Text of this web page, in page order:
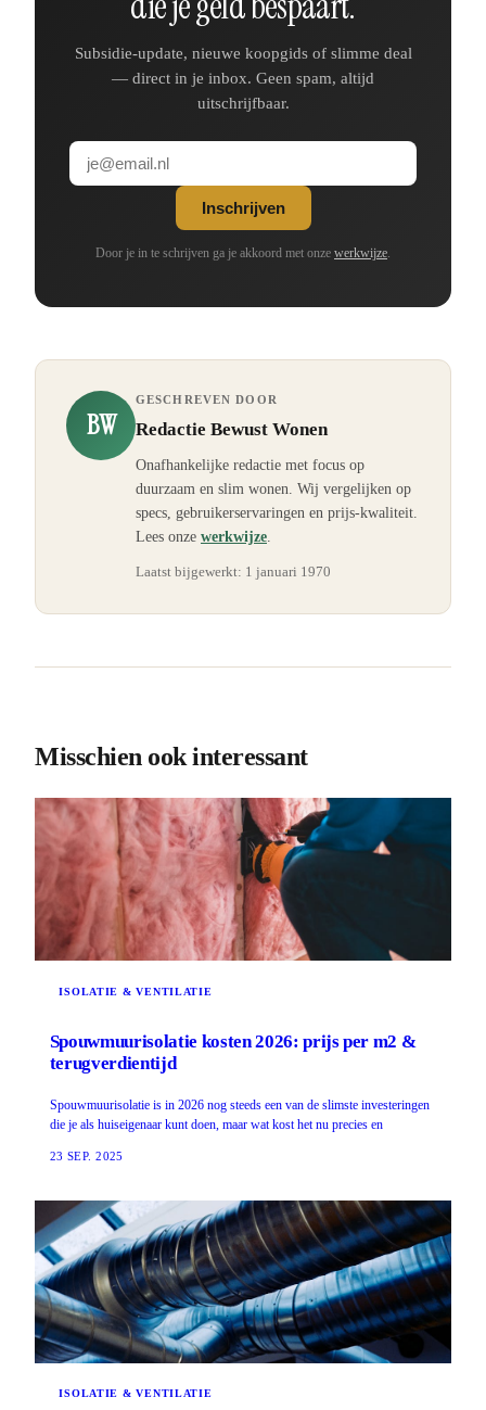
Subsidie-update, nieuwe koopgids of slimme deal
— direct in je inbox. Geen spam, altijd
uitschrijfbaar.
Inschrijven
Door je in te schrijven ga je akkoord met onze werkwijze.
BW
GESCHREVEN DOOR
Redactie Bewust Wonen
Onafhankelijke redactie met focus op
duurzaam en slim wonen. Wij vergelijken op
specs, gebruikerservaringen en prijs-kwaliteit.
Lees onze werkwijze.
Laatst bijgewerkt: 1 januari 1970
Misschien ook interessant
ISOLATIE & VENTILATIE
Spouwmuurisolatie kosten 2026: prijs per m2 &
terugverdientijd
Spouwmuurisolatie is in 2026 nog steeds een van de slimste investeringen
die je als huiseigenaar kunt doen, maar wat kost het nu precies en
23 SEP. 2025
ISOLATIE & VENTILATIE